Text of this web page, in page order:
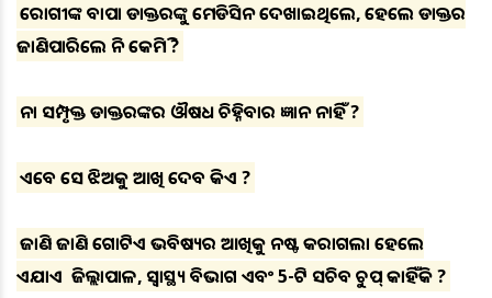
ରୋଗୀଙ୍କ ବାପା ଡାକ୍ତରଙ୍କୁ ମେଡିସିନ ଦେଖାଇଥିଲେ, ହେଲେ ଡାକ୍ତର
ଜାଣିପାରିଲେ ନି କେମିତି ?
ନା ସମ୍ପୃକ୍ତ ଡାକ୍ତରଙ୍କର ଔଷଧ ଚିହ୍ନିବାର ଜ୍ଞାନ ନାହିଁ ?
ଏବେ ସେ ଝିଅକୁ ଆଖି ଦେବ କିଏ ?
ଜାଣି ଜାଣି ଗୋଟିଏ ଭବିଷ୍ୟତର ଆଖିକୁ ନଷ୍ଟ କରାଗଲା ହେଲେ
ଏଯାଏ ଜିଲ୍ଲାପାଳ, ସ୍ବାସ୍ଥ୍ୟ ବିଭାଗ ଏବଂ 5-ଟି ସଚିବ ଚୁପ୍ କାହିଁକି ?